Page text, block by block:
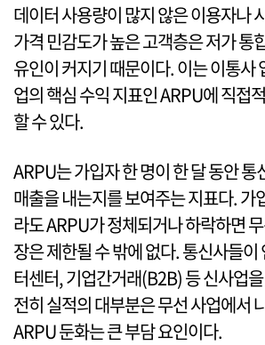
데이터 사용량이 많지 않은 이용자나
가격 민감도가 높은 고객층은 저가 통
유인이 커지기 때문이다. 이는 이통사
업의 핵심 수익 지표인 ARPU에 직접
할 수 있다.
ARPU는 가입자 한 명이 한 달 동안
매출을 내는지를 보여주는 지표다. 가
라도 ARPU가 정체되거나 하락하면
장은 제한될 수 밖에 없다. 통신사들
터센터, 기업간거래(B2B) 등 신사업
전히 실적의 대부분은 무선 사업에서
ARPU 둔화는 큰 부담 요인이다.